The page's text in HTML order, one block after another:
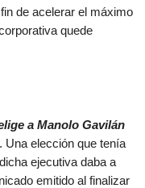
de acelerar el máximo
quede
a Manolo Gavilán
. Una elección que tenía
ejecutiva daba a
emitido al finalizar